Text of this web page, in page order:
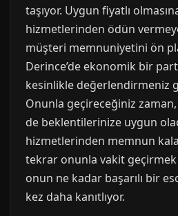
taşıyor. Uygun fiyatlı
hizmetlerinden ödün
müşteri memnuniyetini ön
Derince’de ekonomik bir
kesinlikle değerlendirmeniz
Onunla geçireceğiniz
de beklentilerinize uygun
hizmetlerinden memnun
tekrar onunla vakit
onun ne kadar başarılı bir
kez daha kanıtlıyor.